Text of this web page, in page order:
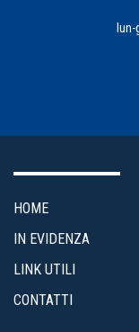
Marketing
e
Servizi
lun-
HOME
IN EVIDENZA
LINK UTILI
CONTATTI